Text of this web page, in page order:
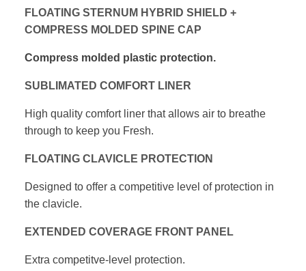
FLOATING STERNUM HYBRID SHIELD +
COMPRESS MOLDED SPINE CAP
Compress molded plastic protection.
SUBLIMATED COMFORT LINER
High quality comfort liner that allows air to breathe
through to keep you Fresh.
FLOATING CLAVICLE PROTECTION
Designed to offer a competitive level of protection in
the clavicle.
EXTENDED COVERAGE FRONT PANEL
Extra competitve-level protection.